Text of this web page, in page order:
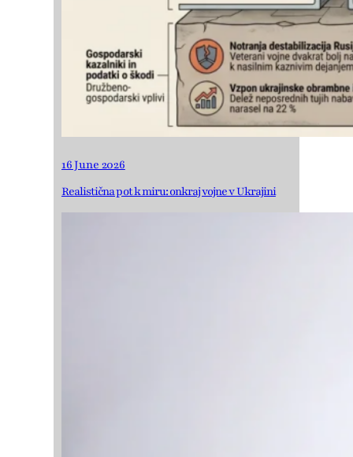
16 June 2026
Realistična pot k miru: onkraj vojne v Ukrajini